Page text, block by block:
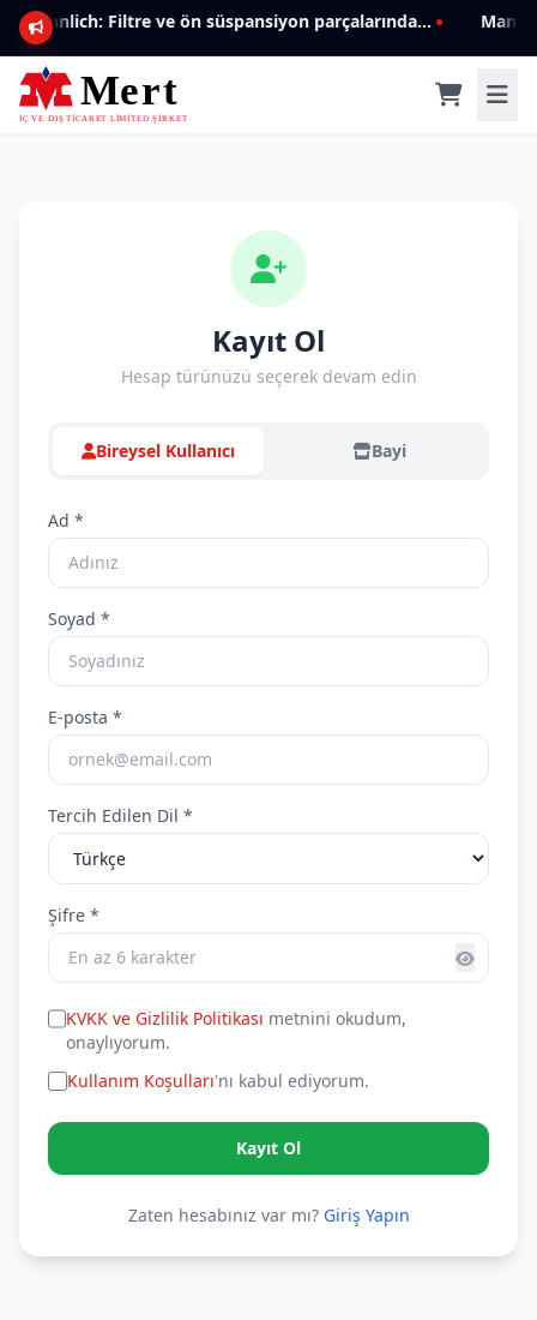
Mannlich: Filtre ve ön süspansiyon parçalarında genişleyen ürün yelpazesiyle kalite ve güven.
Kayıt Ol
Hesap türünüzü seçerek devam edin
Bireysel Kullanıcı Bayi
Ad *
Soyad *
E-posta *
Tercih Edilen Dil *
Şifre *
KVKK ve Gizlilik Politikası metnini okudum,
onaylıyorum.
Kullanım Koşulları'nı kabul ediyorum.
Kayıt Ol
Zaten hesabınız var mı? Giriş Yapın